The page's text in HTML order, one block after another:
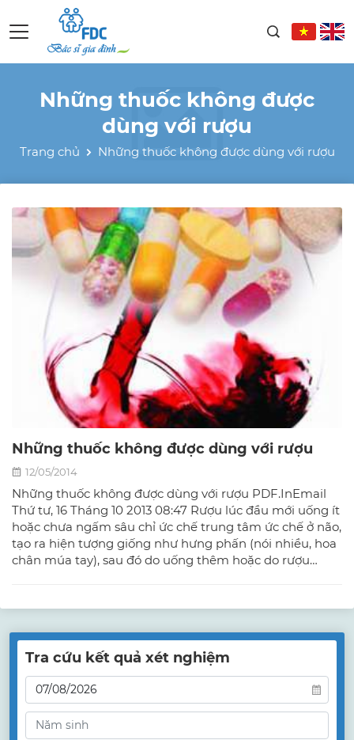
Những thuốc không được
dùng với rượu
Trang chủ Những thuốc không được dùng với rượu
Những thuốc không được dùng với rượu
12/05/2014
Những thuốc không được dùng với rượu PDF.InEmail
Thứ tư, 16 Tháng 10 2013 08:47 Rượu lúc đầu mới uống ít
hoặc chưa ngấm sâu chỉ ức chế trung tâm ức chế ở não,
tạo ra hiện tượng giống như hưng phấn (nói nhiều, hoa
chân múa tay), sau đó do uống thêm hoặc do rượu
chất ức chế. Vì vậy không dùng rượu khi dùng các thuốc
Tra cứu kết quả xét nghiệm